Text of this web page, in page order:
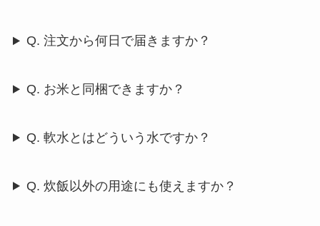
Q. 注文から何日で届きますか？
Q. お米と同梱できますか？
Q. 軟水とはどういう水ですか？
Q. 炊飯以外の用途にも使えますか？